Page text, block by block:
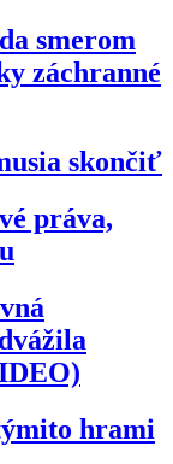
smerom
záchranné
skončiť
práva,
hrami